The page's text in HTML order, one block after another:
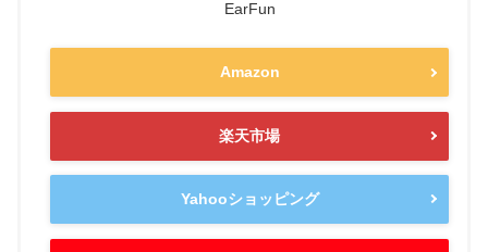
EarFun
Amazon
楽天市場
Yahooショッピング